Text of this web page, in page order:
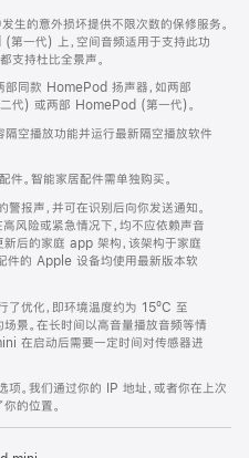
的意外损坏提供不限次数的保修服务。
一代) 上，空间音频适用于支持此功
支持杜比全景声。
同款 HomePod 扬声器，如两部
代) 或两部 HomePod (第一代)。
空播放功能并运行最新隔空播放软件
。智能家居配件需单独购买。
报声，并可在识别后向你发送通知。
风险或紧急情况下，均不应依赖声音
后的家庭 app 架构，该架构于家庭
件的 Apple 设备均使用最新版本软
了优化，即环境温度约为 15ºC 至
景。在长时间以高音量播放音频等情
在启动后需要一定时间对传感器进
项。我们通过你的 IP 地址，或者你在上次
的位置。